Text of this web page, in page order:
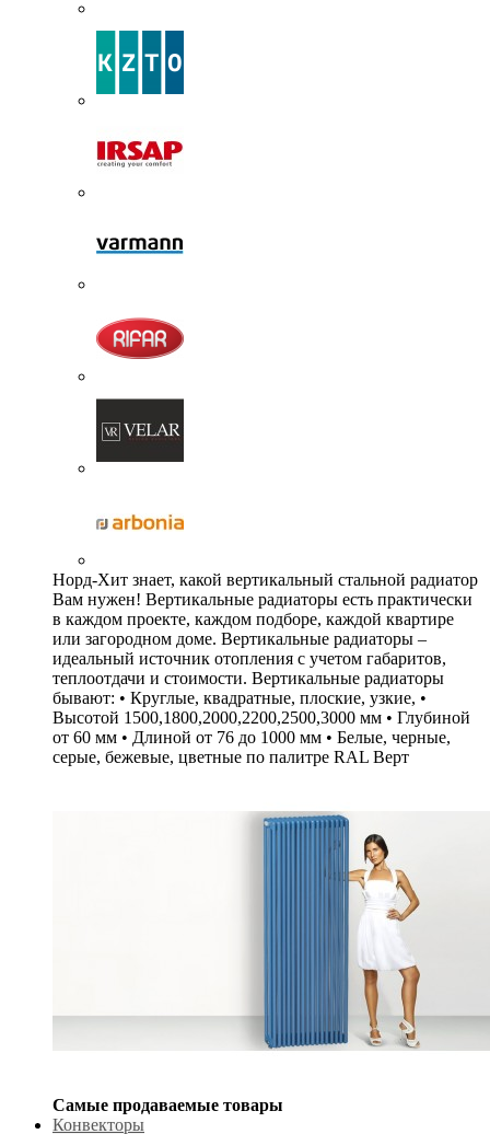
Норд-Хит знает, какой вертикальный стальной радиатор
Вам нужен! Вертикальные радиаторы есть практически
в каждом проекте, каждом подборе, каждой квартире
или загородном доме. Вертикальные радиаторы –
идеальный источник отопления с учетом габаритов,
теплоотдачи и стоимости. Вертикальные радиаторы
бывают: • Круглые, квадратные, плоские, узкие, •
Высотой 1500,1800,2000,2200,2500,3000 мм • Глубиной
от 60 мм • Длиной от 76 до 1000 мм • Белые, черные,
серые, бежевые, цветные по палитре RAL Верт
Самые продаваемые товары
Конвекторы